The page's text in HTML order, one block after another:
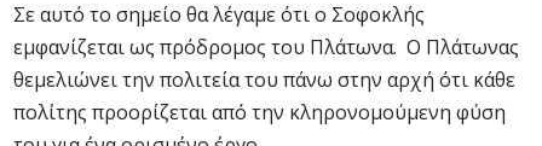
Σε αυτό το σημείο θα λέγαμε ότι ο Σοφοκλής
εμφανίζεται ως πρόδρομος του Πλάτωνα. Ο Πλάτωνας
θεμελιώνει την πολιτεία του πάνω στην αρχή ότι κάθε
πολίτης προορίζεται από την κληρονομούμενη φύση